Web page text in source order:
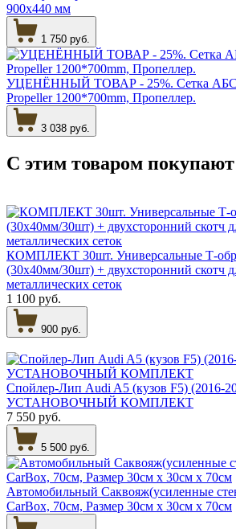
900х440 мм
1 750 руб.
УЦЕНЁННЫЙ ТОВАР - 25%. Сетка АБС
Propeller 1200*700mm, Пропеллер.
3 038 руб.
С этим товаром покупают
КОМПЛЕКТ 30шт. Универсальные Т-
(30х40мм/30шт) + двухсторонний скотч
металлических сеток
1 100 руб.
900 руб.
Спойлер-Лип Audi A5 (кузов F5) (2016-
УСТАНОВОЧНЫЙ КОМПЛЕКТ
7 550 руб.
5 500 руб.
Автомобильный Саквояж(усиленные
CarBox, 70см, Размер 30см х 30см х 70см